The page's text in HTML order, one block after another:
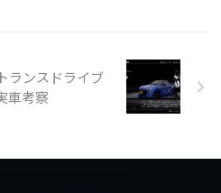
ランスドライブ
車考察